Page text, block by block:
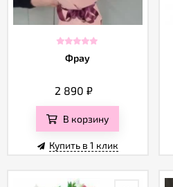
Фрау
2 890 ₽
В корзину
Купить в 1 клик